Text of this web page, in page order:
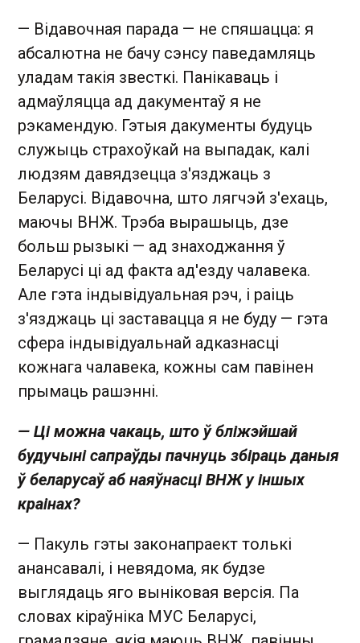
— Відавочная парада — не спяшацца: я
абсалютна не бачу сэнсу паведамляць
уладам такія звесткі. Панікаваць і
адмаўляцца ад дакументаў я не
рэкамендую. Гэтыя дакументы будуць
служыць страхоўкай на выпадак, калі
людзям давядзецца з'язджаць з
Беларусі. Відавочна, што лягчэй з'ехаць,
маючы ВНЖ. Трэба вырашыць, дзе
больш рызыкі — ад знаходжання ў
Беларусі ці ад факта ад'езду чалавека.
Але гэта індывідуальная рэч, і раіць
з'язджаць ці заставацца я не буду — гэта
сфера індывідуальнай адказнасці
кожнага чалавека, кожны сам павінен
прымаць рашэнні.
— Ці можна чакаць, што ў бліжэйшай
будучыні сапраўды пачнуць збіраць даныя
ў беларусаў аб наяўнасці ВНЖ у іншых
краінах?
— Пакуль гэты законапраект толькі
анансавалі, і невядома, як будзе
выглядаць яго выніковая версія. Па
словах кіраўніка МУС Беларусі,